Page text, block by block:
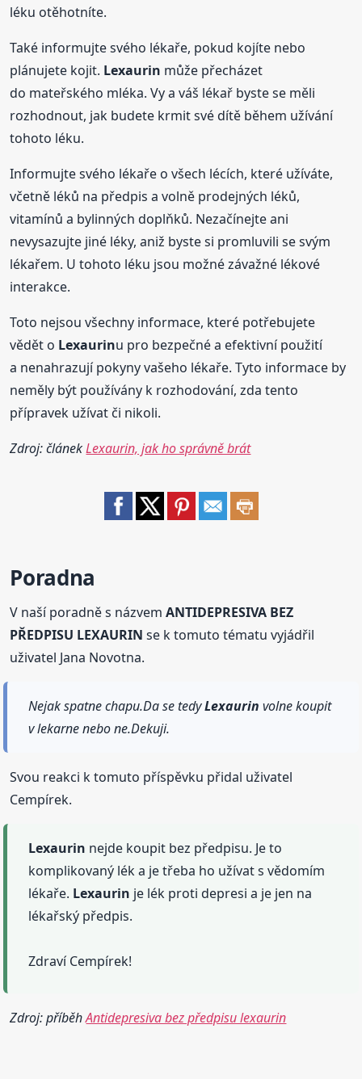
léku otěhotníte.
Také informujte svého lékaře, pokud kojíte nebo
plánujete kojit. Lexaurin může přecházet
do mateřského mléka. Vy a váš lékař byste se měli
rozhodnout, jak budete krmit své dítě během užívání
tohoto léku.
Informujte svého lékaře o všech lécích, které užíváte,
včetně léků na předpis a volně prodejných léků,
vitamínů a bylinných doplňků. Nezačínejte ani
nevysazujte jiné léky, aniž byste si promluvili se svým
lékařem. U tohoto léku jsou možné závažné lékové
interakce.
Toto nejsou všechny informace, které potřebujete
vědět o Lexaurinu pro bezpečné a efektivní použití
a nenahrazují pokyny vašeho lékaře. Tyto informace by
neměly být používány k rozhodování, zda tento
přípravek užívat či nikoli.
Zdroj: článekLexaurin, jak ho správně brát
Poradna
V naší poradně s názvemANTIDEPRESIVA BEZ
PŘEDPISU LEXAURIN se k tomuto tématu vyjádřil
uživatel Jana Novotna.
Nejak spatne chapu.Da se tedyLexaurin volne koupit
v lekarne nebo ne.Dekuji.
Svou reakci k tomuto příspěvku přidal uživatel
Cempírek.
Lexaurin nejde koupit bez předpisu. Je to
komplikovaný lék a je třeba ho užívat s vědomím
lékaře. Lexaurin je lék proti depresi a je jen na
lékařský předpis.
Zdraví Cempírek!
Zdroj: příběhAntidepresiva bez předpisu lexaurin